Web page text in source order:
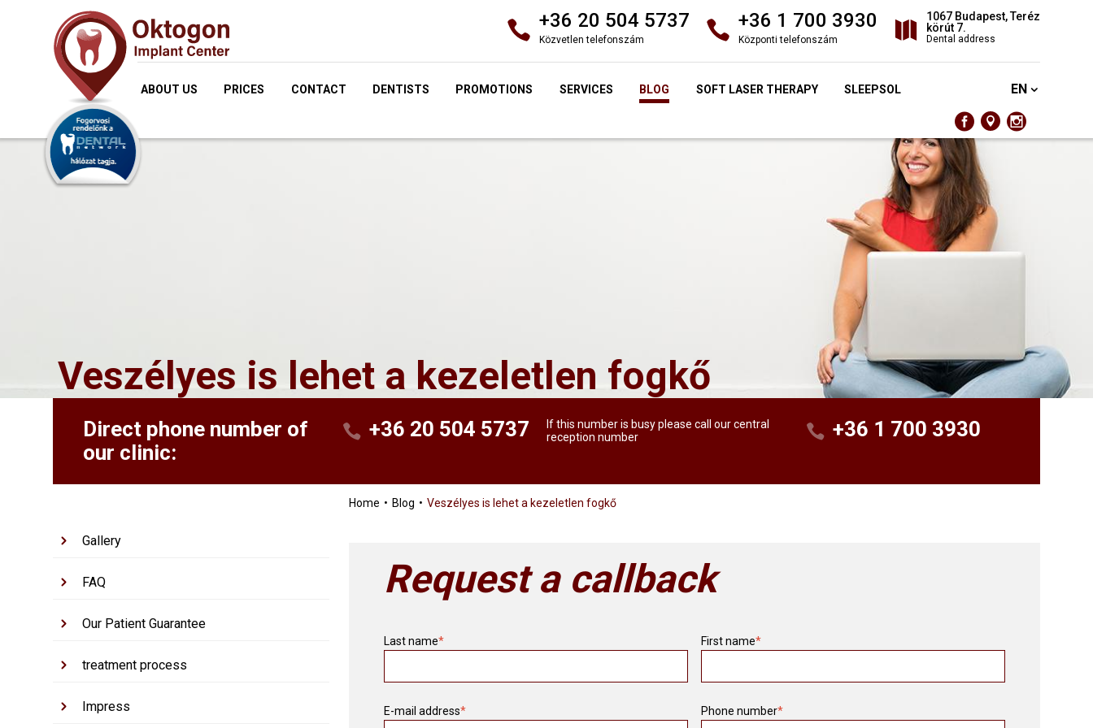
+36 20 504 5737
Közvetlen telefonszám
+36 1 700 3930
Központi telefonszám
1067 Budapest, Teréz
körút 7.
Dental address
ABOUT US PRICES CONTACT DENTISTS PROMOTIONS SERVICES BLOG SOFT LASER THERAPY SLEEPSOL EN
Veszélyes is lehet a kezeletlen fogkő
Direct phone number of
our clinic:
+36 20 504 5737
If this number is busy please call our central
reception number
+36 1 700 3930
Gallery
FAQ
Our Patient Guarantee
treatment process
Impress
Home Blog Veszélyes is lehet a kezeletlen fogkő
Request a callback
Last name* First name*
E-mail address* Phone number*